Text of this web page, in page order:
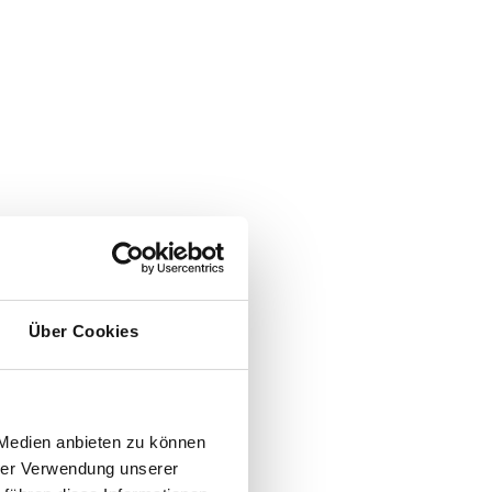
Über Cookies
anbieten zu können
Verwendung unserer